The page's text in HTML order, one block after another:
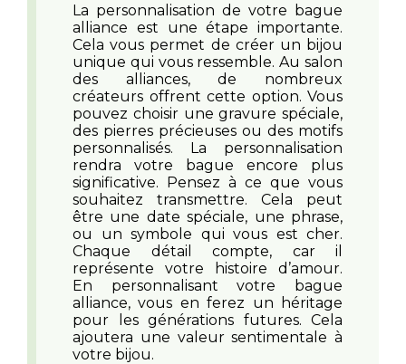
La personnalisation de votre bague
alliance est une étape importante.
Cela vous permet de créer un bijou
unique qui vous ressemble. Au salon
des alliances, de nombreux
créateurs offrent cette option. Vous
pouvez choisir une gravure spéciale,
des pierres précieuses ou des motifs
personnalisés. La personnalisation
rendra votre bague encore plus
significative. Pensez à ce que vous
souhaitez transmettre. Cela peut
être une date spéciale, une phrase,
ou un symbole qui vous est cher.
Chaque détail compte, car il
représente votre histoire d’amour.
En personnalisant votre bague
alliance, vous en ferez un héritage
pour les générations futures. Cela
ajoutera une valeur sentimentale à
votre bijou.